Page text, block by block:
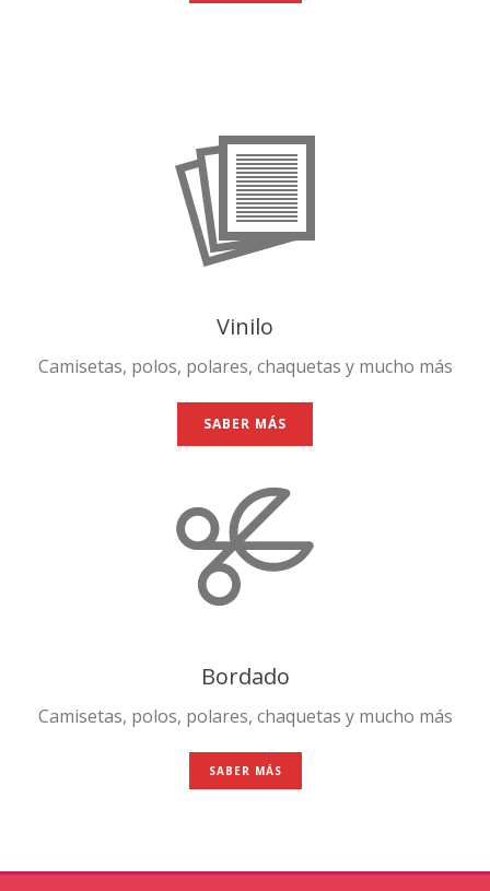
Vinilo
Camisetas, polos, polares, chaquetas y mucho más
SABER MÁS
Bordado
Camisetas, polos, polares, chaquetas y mucho más
SABER MÁS